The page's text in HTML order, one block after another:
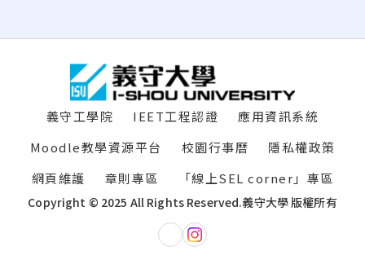
Copyright © 2025 All Rights Reserved.義守大學 版權所有
義守工學院 IEET工程認證
應用資訊系統
Moodle教學資源平台
校園行事曆
隱私權政策
網頁維護
章則專區 「線上SEL corner」專區